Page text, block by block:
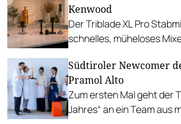
Kenwood
Der Triblade XL Pro
schnelles, müheloses
Zubehörteilen zum
Emulgieren und Pürieren.
Südtiroler Newcomer
Pramol Alto
Zum ersten Mal geht der
Jahres“ an ein Team aus